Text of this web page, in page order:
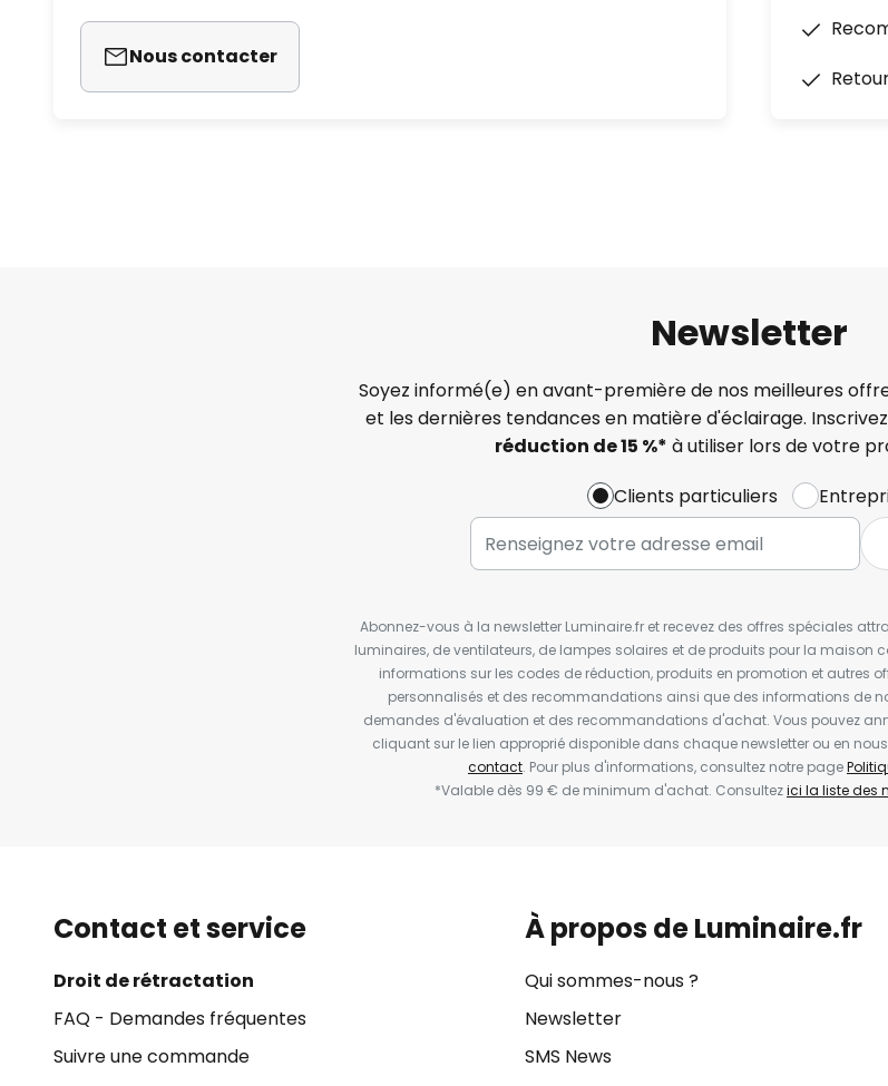
Nous contacter
Newsletter
Soyez informé(e) en avant-première de nos meilleures
et les dernières tendances en matière d'éclairage.
réduction de 15 %* à utiliser lors de votre
Clients particuliers
Abonnez-vous à la newsletter Luminaire.fr et recevez des offres spéciales
luminaires, de ventilateurs, de lampes solaires et de produits pour la maison
informations sur les codes de réduction, produits en promotion et autres
personnalisés et des recommandations ainsi que des informations de
demandes d'évaluation et des recommandations d'achat. Vous pouvez
cliquant sur le lien approprié disponible dans chaque newsletter ou en
contact. Pour plus d'informations, consultez notre page
*Valable dès 99 € de minimum d'achat. Consultezici la liste des
Contact et service
Droit de rétractation
FAQ - Demandes fréquentes
Suivre une commande
À propos de Luminaire.fr
Qui sommes-nous ?
Newsletter
SMS News